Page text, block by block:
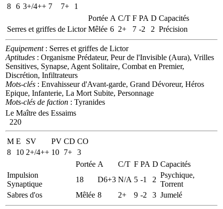
8 6 3+/4++ 7 7+
1
Portée A C/T F PA D Capacités
Serres et griffes de Lictor Mêlée 6 2+ 7 -2 2 Précision
Equipement: Serres et griffes de Lictor
Aptitudes : Organisme Prédateur, Peur de l'Invisible (Aura), Vrilles
Sensitives, Synapse, Agent Solitaire, Combat en Premier,
Discrétion, Infiltrateurs
Mots-clés : Envahisseur d'Avant-garde, Grand Dévoreur, Héros
Epique, Infanterie, La Mort Subite, Personnage
Mots-clés de faction : Tyranides
Le Maître des Essaims
220
M E SV PV CD CO
8
10 2+/4++ 10 7+ 3
Portée A C/T F PA D Capacités
Impulsion
Synaptique
18 D6+3 N/A 5 -1 2
Psychique,
Torrent
Sabres d'os
Mêlée 8 2+ 9 -2 3 Jumelé